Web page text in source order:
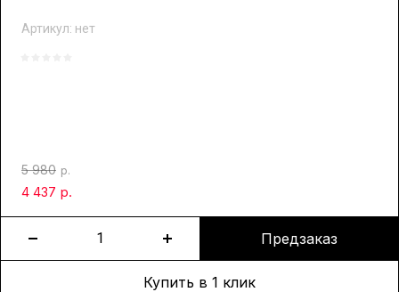
Артикул: нет
5 980 р.
4 437 р.
Предзаказ
Купить в 1 клик